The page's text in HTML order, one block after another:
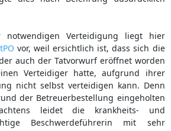
notwendigen Verteidigung liegt hier
vor, weil ersichtlich ist, dass sich die
auch der Tatvorwurf eröffnet worden
Verteidiger hatte, aufgrund ihrer
nicht selbst verteidigen kann. Denn
der Betreuerbestellung eingeholten
leidet die krankheits- und
Beschwerdeführerin mit sehr